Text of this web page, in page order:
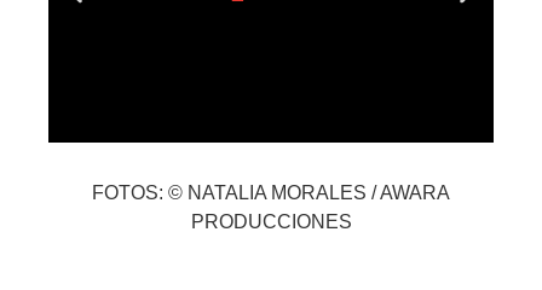
FOTOS: © NATALIA MORALES / AWARA
PRODUCCIONES